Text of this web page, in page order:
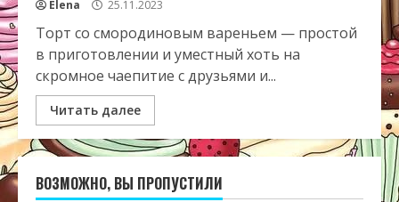
Elena 25.11.2023
Торт со смородиновым вареньем — простой
в приготовлении и уместный хоть на
скромное чаепитие с друзьями и...
Читать далее
ВОЗМОЖНО, ВЫ ПРОПУСТИЛИ